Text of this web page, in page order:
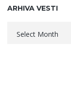
ARHIVA VESTI
vesti